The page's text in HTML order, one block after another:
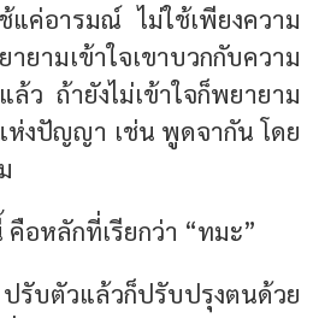
แค่อารมณ์ ไม่ใช้เพียงความ
มเข้าใจเขาบวกกับความ
ล้ว ถ้ายังไม่เข้าใจก็พยายาม
แห่งปัญญา เช่น พูดจากัน โดย
อหลักที่เรียกว่า “ทมะ”
วแล้วก็ปรับปรุงตนด้วย